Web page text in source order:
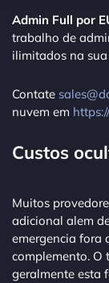
Admin Full por
trabalho de
ilimitados na
Contate
nuvem em
Custos
Muitos
adicional alem
emergencia fora
complemento. O
geralmente esta